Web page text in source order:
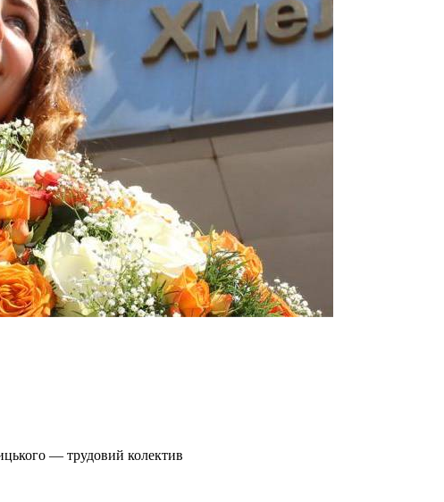
— трудовий колектив